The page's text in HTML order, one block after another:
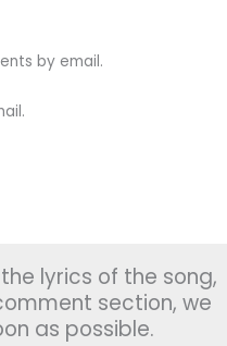
by email.
lyrics of the song,
section, we
as possible.